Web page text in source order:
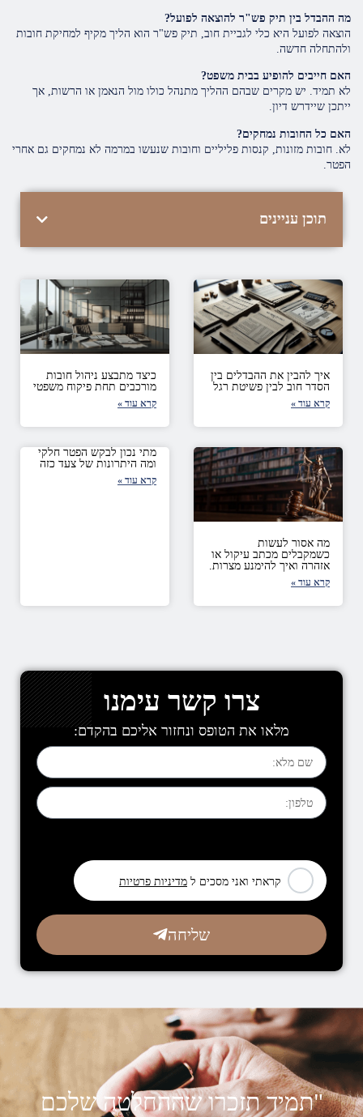
מה ההבדל בין תיק פש"ר להוצאה לפועל?
הוצאה לפועל היא כלי לגביית חוב, תיק פש"ר הוא הליך מקיף למחיקת חובות
ולהתחלה חדשה.
האם חייבים להופיע בבית משפט?
לא תמיד. יש מקרים שבהם ההליך מתנהל כולו מול הנאמן או הרשות, אך
ייתכן שיידרש דיון.
האם כל החובות נמחקים?
לא. חובות מזונות, קנסות פליליים וחובות שנעשו במרמה לא נמחקים גם אחרי
הפטר.
תוכן עניינים
איך להבין את ההבדלים בין
הסדר חוב לבין פשיטת רגל
קרא עוד »
כיצד מתבצע ניהול חובות
מורכבים תחת פיקוח משפטי
קרא עוד »
מה אסור לעשות
כשמקבלים מכתב עיקול או
אזהרה ואיך להימנע מצרות.
קרא עוד »
מתי נכון לבקש הפטר חלקי
ומה היתרונות של צעד כזה
קרא עוד »
צרו קשר עימנו
מלאו את הטופס ונחזור אליכם בהקדם:
קראתי ואני מסכים ל מדיניות פרטיות
שליחה
"תמיד תזכרו שההחלטה שלכם